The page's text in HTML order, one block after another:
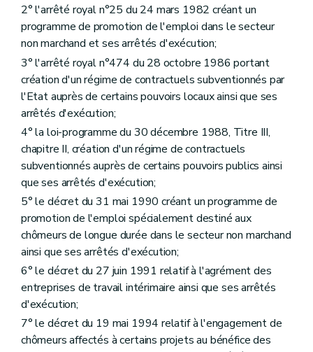
2° l'arrêté royal n°25 du 24 mars 1982 créant un
programme de promotion de l'emploi dans le secteur
non marchand et ses arrêtés d'exécution;
3° l'arrêté royal n°474 du 28 octobre 1986 portant
création d'un régime de contractuels subventionnés par
l'Etat auprès de certains pouvoirs locaux ainsi que ses
arrêtés d'exécution;
4° la loi-programme du 30 décembre 1988, Titre III,
chapitre II, création d'un régime de contractuels
subventionnés auprès de certains pouvoirs publics ainsi
que ses arrêtés d'exécution;
5° le décret du 31 mai 1990 créant un programme de
promotion de l'emploi spécialement destiné aux
chômeurs de longue durée dans le secteur non marchand
ainsi que ses arrêtés d'exécution;
6° le décret du 27 juin 1991 relatif à l'agrément des
entreprises de travail intérimaire ainsi que ses arrêtés
d'exécution;
7° le décret du 19 mai 1994 relatif à l'engagement de
chômeurs affectés à certains projets au bénéfice des